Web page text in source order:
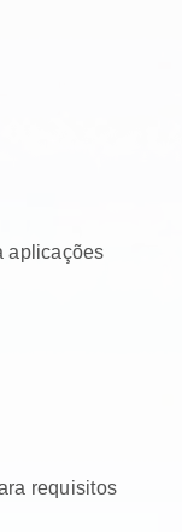
aplicações
requisitos